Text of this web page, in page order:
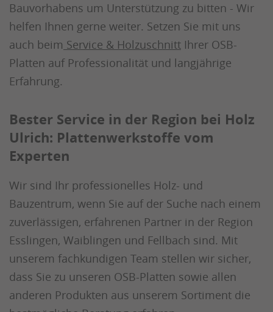
Bauvorhabens um Unterstützung zu bitten - Wir
helfen Ihnen gerne weiter. Setzen Sie mit uns
auch beim Service & Holzuschnitt Ihrer OSB-
Platten auf Professionalität und langjährige
Erfahrung.
Bester Service in der Region bei Holz
Ulrich: Plattenwerkstoffe vom
Experten
Wir sind Ihr professionelles Holz- und
Bauzentrum, wenn Sie auf der Suche nach einem
zuverlässigen, erfahrenen Partner in der Region
Esslingen, Waiblingen und Fellbach sind. Mit
unserem fachkundigen Team stellen wir sicher,
dass Sie zu unseren OSB-Platten sowie allen
anderen Produkten aus unserem Sortiment die